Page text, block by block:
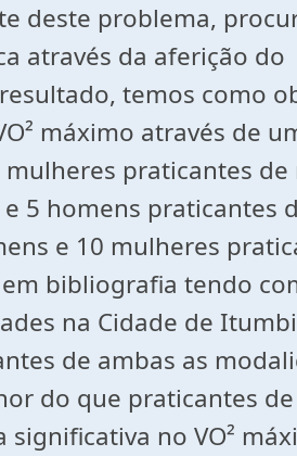
deste problema,
através da aferição
temos como
máximo através de
praticantes
5 homens praticantes
e 10 mulheres
bibliografia tendo
na Cidade de
de ambas as
do que praticantes
no VO²